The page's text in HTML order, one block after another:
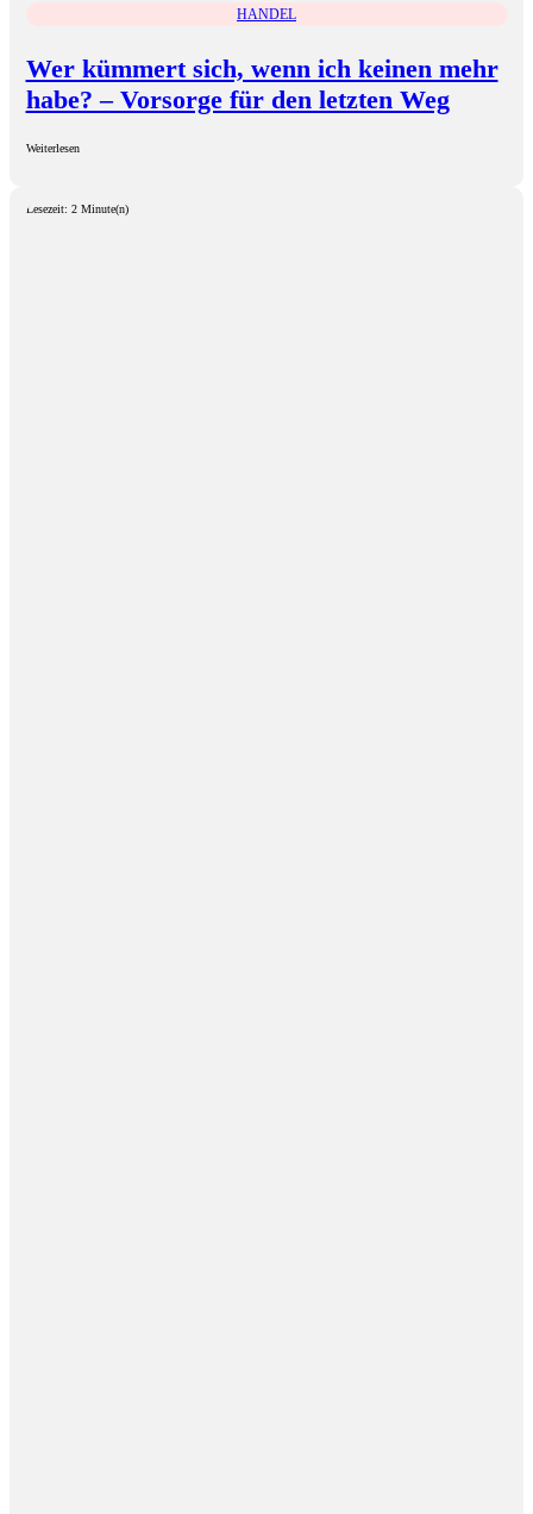
HANDEL
Wer kümmert sich, wenn ich keinen mehr
habe? – Vorsorge für den letzten Weg
Weiterlesen
Lesezeit: 2 Minute(n)